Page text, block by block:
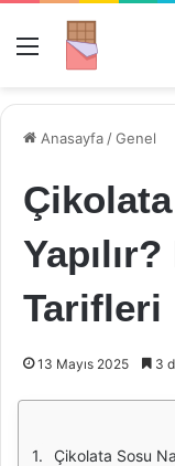
Menü
Anasayfa /Genel
Tarifleri
13 Mayıs 2025 3
Çikolata Sosu